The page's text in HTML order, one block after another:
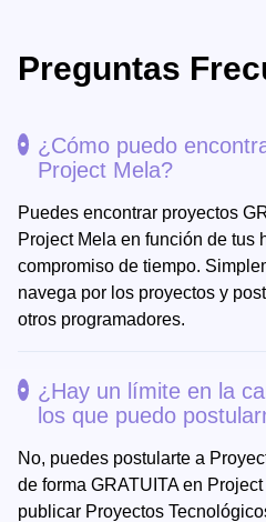
Preguntas
¿Cómo puedo
Project Mela?
Puedes encontrar proyectos
Project Mela en función de tus
compromiso de tiempo.
navega por los proyectos y
otros programadores.
¿Hay un límite en la
los que puedo
No, puedes postularte a
de forma GRATUITA en
publicar Proyectos